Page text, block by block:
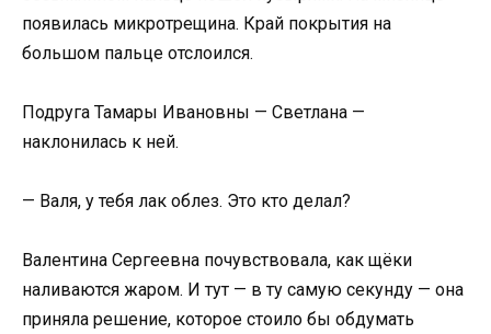
появилась микротрещина. Край покрытия на
большом пальце отслоился.
Подруга Тамары Ивановны — Светлана —
наклонилась к ней.
— Валя, у тебя лак облез. Это кто делал?
Валентина Сергеевна почувствовала, как щёки
наливаются жаром. И тут — в ту самую секунду — она
приняла решение, которое стоило бы обдумать